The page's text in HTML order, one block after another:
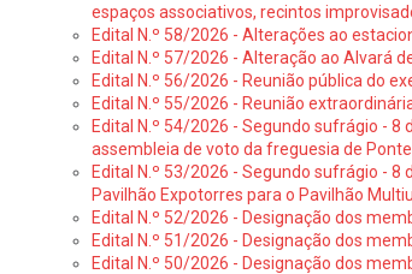
espaços associativos, recintos
Edital N.º 58/2026 - Alterações ao
Edital N.º 57/2026 - Alteração ao Alvará
Edital N.º 56/2026 - Reunião pública do
Edital N.º 55/2026 - Reunião
Edital N.º 54/2026 - Segundo sufrágio -
assembleia de voto da freguesia de Ponte
Edital N.º 53/2026 - Segundo sufrágio -
Pavilhão Expotorres para o Pavilhão
Edital N.º 52/2026 - Designação dos
Edital N.º 51/2026 - Designação dos
Edital N.º 50/2026 - Designação dos